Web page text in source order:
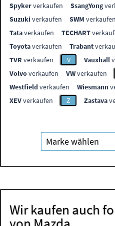
Spykerverkaufen SsangYong
Suzuki verkaufen SWM verkaufen
Tataverkaufen TECHART
Toyotaverkaufen Trabant
TVR verkaufen V Vauxhall
Volvoverkaufen VWverkaufen
Westfieldverkaufen Wiesmann
XEVverkaufen Z Zastava
Wir kaufen auch